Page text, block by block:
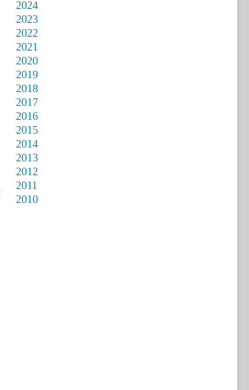
2024
2023
2022
2021
2020
2019
2018
2017
2016
2015
2014
2013
2012
2011
2010